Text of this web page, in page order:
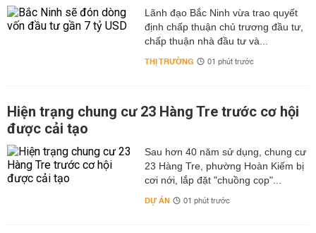
Lãnh đạo Bắc Ninh vừa trao quyết
định chấp thuận chủ trương đầu tư,
chấp thuận nhà đầu tư và...
THỊ TRƯỜNG 01 phút trước
Hiện trạng chung cư 23 Hàng Tre trước cơ hội
được cải tạo
Sau hơn 40 năm sử dụng, chung cư
23 Hàng Tre, phường Hoàn Kiếm bị
cơi nới, lắp đặt "chuồng cọp"...
DỰ ÁN 01 phút trước